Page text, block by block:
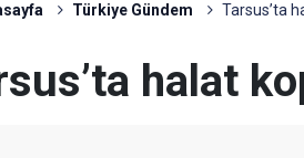
Türkiye Gündem Tarsus’ta
halat